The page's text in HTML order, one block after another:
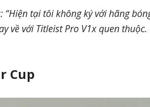
tại tôi không ký với hãng
về với Titleist Pro V1x quen thuộc.
Cup